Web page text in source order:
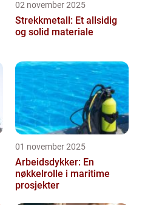
02 november 2025
Strekkmetall: Et allsidig
og solid materiale
01 november 2025
Arbeidsdykker: En
nøkkelrolle i maritime
prosjekter